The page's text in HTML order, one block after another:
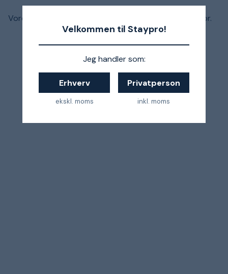
Velkommen til Staypro!
Jeg handler som:
Erhverv
ekskl. moms
Privatperson
inkl. moms
Vores udvalg af lasertilbehør er præsenteret nedenfor.